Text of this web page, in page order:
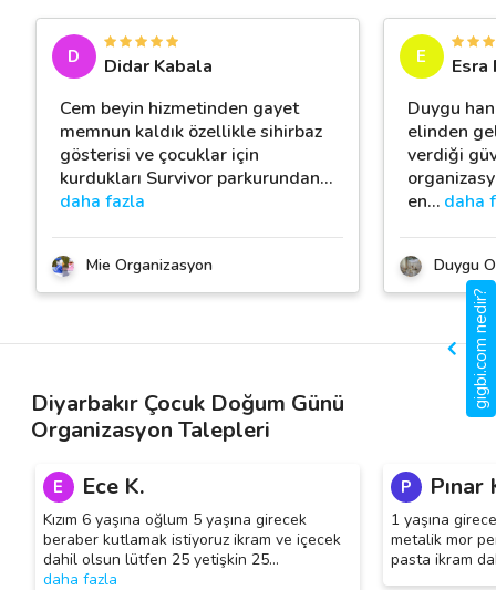
D
Didar Kabala
Cem beyin hizmetinden gayet
memnun kaldık özellikle sihirbaz
gösterisi ve çocuklar için
kurdukları Survivor parkurundan…
daha fazla
Mie Organizasyon
E
Esra
Duygu
elinden
verdiği
en… daha
Duygu
Diyarbakır Çocuk Doğum Günü
Organizasyon Talepleri
E Ece K.
Kızım 6 yaşına oğlum 5 yaşına girecek
beraber kutlamak istiyoruz ikram ve içecek
dahil olsun lütfen 25 yetişkin 25…
daha fazla
P Pınar
1 yaşına
metalik mor
pasta ikram
gigbi.com nedir?